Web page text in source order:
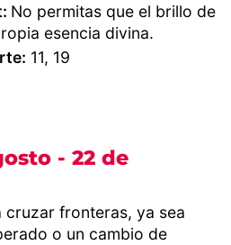
No permitas que el brillo de
esencia divina.
11, 19
- 22 de
cruzar fronteras, ya sea
o un cambio de